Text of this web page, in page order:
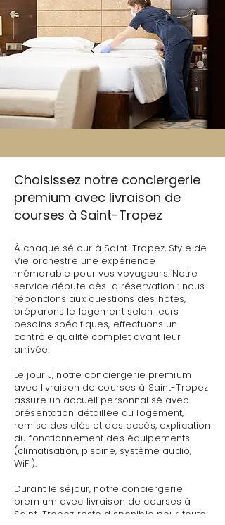
Choisissez notre conciergerie
premium avec livraison de
courses à Saint-Tropez
À chaque séjour à Saint-Tropez, Style de
Vie orchestre une expérience
mémorable pour vos voyageurs. Notre
service débute dès la réservation : nous
répondons aux questions des hôtes,
préparons le logement selon leurs
besoins spécifiques, effectuons un
contrôle qualité complet avant leur
arrivée.
Le jour J, notre conciergerie premium
avec livraison de courses à Saint-Tropez
assure un accueil personnalisé avec
présentation détaillée du logement,
remise des clés et des accès, explication
du fonctionnement des équipements
(climatisation, piscine, système audio,
WiFi).
Durant le séjour, notre conciergerie
premium avec livraison de courses à
Saint-Tropez reste disponible pour toute